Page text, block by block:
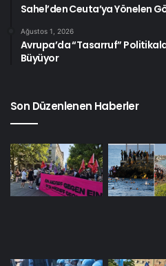
Sahel’den Ceuta’ya Yönelen
Ağustos 1, 2026
Avrupa’da “Tasarruf”
Büyüyor
Son Düzenlenen Haberler